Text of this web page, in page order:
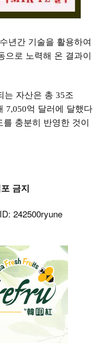
년간 기술을 활용하여
으로 노력해 온 결과이
는 자산은 총 35조
7,050억 달러에 달했다
충분히 반영한 것이
금지
242500ryune